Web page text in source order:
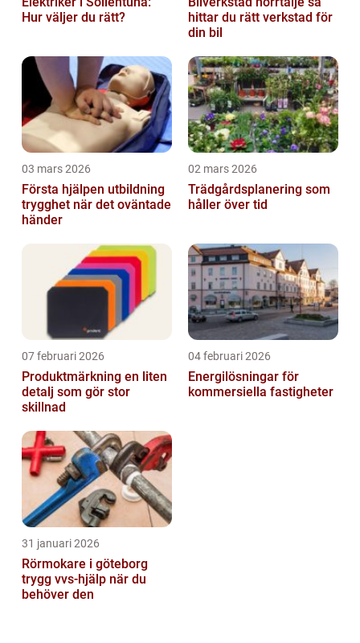
Hur väljer du rätt?
hittar du rätt verkstad för
din bil
03 mars 2026
Första hjälpen utbildning
trygghet när det oväntade
händer
02 mars 2026
Trädgårdsplanering som
håller över tid
07 februari 2026
Produktmärkning en liten
detalj som gör stor
skillnad
04 februari 2026
Energilösningar för
kommersiella fastigheter
31 januari 2026
Rörmokare i göteborg
trygg vvs-hjälp när du
behöver den